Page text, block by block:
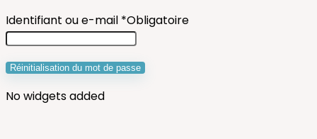
Identifiant ou e-mail *Obligatoire
Réinitialisation du mot de passe
No widgets added